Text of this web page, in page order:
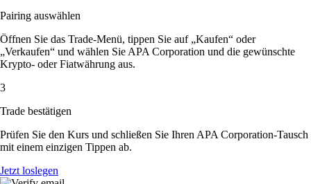
Pairing auswählen
Öffnen Sie das Trade-Menü, tippen Sie auf „Kaufen“ oder
„Verkaufen“ und wählen Sie APA Corporation und die gewünschte
Krypto- oder Fiatwährung aus.
3
Trade bestätigen
Prüfen Sie den Kurs und schließen Sie Ihren APA Corporation-Tausch
mit einem einzigen Tippen ab.
Jetzt loslegen